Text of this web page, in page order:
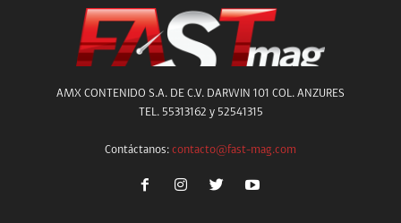
AMX CONTENIDO S.A. DE C.V. DARWIN 101 COL. ANZURES
TEL. 55313162 y 52541315
Contáctanos: contacto@fast-mag.com